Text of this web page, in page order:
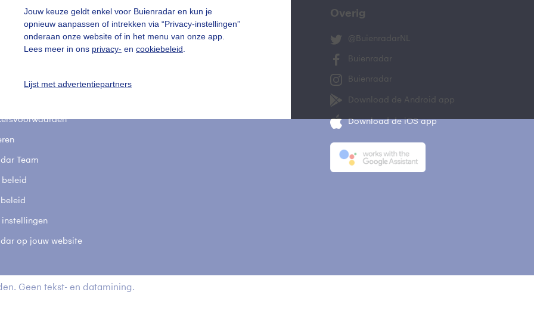
Jouw keuze geldt enkel voor Buienradar en kun je
opnieuw aanpassen of intrekken via “Privacy-instellingen”
onderaan onze website of in het menu van onze app.
Lees meer in ons privacy- en cookiebeleid
Lijst met advertentiepartners
vragen
Team
beleid
instellingen
op jouw website
Mijn weer
De Bilt
Overig
@BuienradarNL
Buienradar
Buienradar
Download de Android app
Download de iOS app
Geen tekst- en datamining.